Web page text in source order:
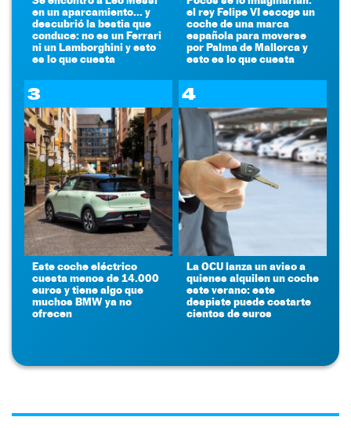
en un aparcamiento... y
descubrió la bestia que
conduce: no es un Ferrari
ni un Lamborghini y esto
es lo que cuesta
el rey Felipe VI escoge un
coche de una marca
española para moverse
por Palma de Mallorca y
esto es lo que cuesta
3
Este coche eléctrico
cuesta menos de 14.000
euros y tiene algo que
muchos BMW ya no
ofrecen
4
La OCU lanza un aviso a
quienes alquilen un coche
este verano: este
despiste puede costarte
cientos de euros